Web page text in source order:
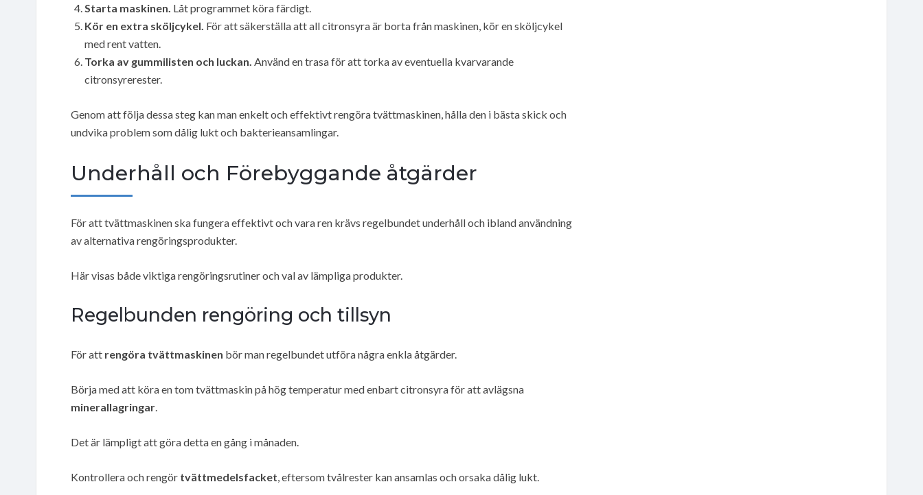
Starta maskinen. Låt programmet köra färdigt.
Kör en extra sköljcykel. För att säkerställa att all citronsyra är borta från maskinen, kör en sköljcykel
med rent vatten.
Torka av gummilisten och luckan. Använd en trasa för att torka av eventuella kvarvarande
citronsyrerester.
Genom att följa dessa steg kan man enkelt och effektivt rengöra tvättmaskinen, hålla den i bästa skick och
undvika problem som dålig lukt och bakterieansamlingar.
Underhåll och Förebyggande åtgärder
För att tvättmaskinen ska fungera effektivt och vara ren krävs regelbundet underhåll och ibland användning
av alternativa rengöringsprodukter.
Här visas både viktiga rengöringsrutiner och val av lämpliga produkter.
Regelbunden rengöring och tillsyn
För att rengöra tvättmaskinen bör man regelbundet utföra några enkla åtgärder.
Börja med att köra en tom tvättmaskin på hög temperatur med enbart citronsyra för att avlägsna
minerallagringar.
Det är lämpligt att göra detta en gång i månaden.
Kontrollera och rengör tvättmedelsfacket, eftersom tvålrester kan ansamlas och orsaka dålig lukt.